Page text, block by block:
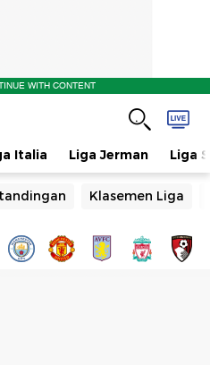
WITH CONTENT
Italia Liga Jerman Liga
Klasemen Liga